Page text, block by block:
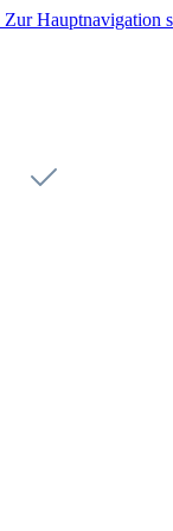
Zur Hauptnavigation